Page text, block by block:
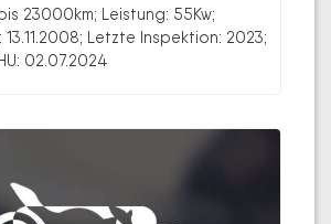
23000km; Leistung: 55Kw;
13.11.2008; Letzte Inspektion: 2023;
02.07.2024